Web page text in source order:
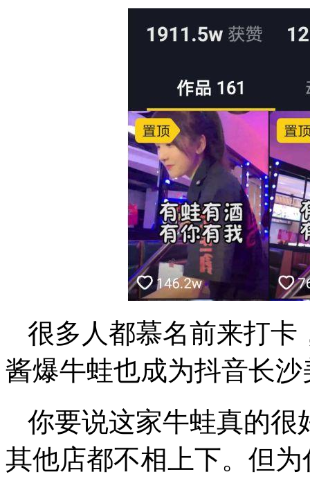
很多人都慕名前来打卡
酱爆牛蛙也成为抖音长
你要说这家牛蛙真的很
其他店都不相上下。但